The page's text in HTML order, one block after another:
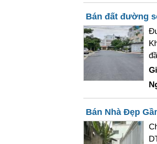
Bán đất đường
Bán Nhà Đẹp